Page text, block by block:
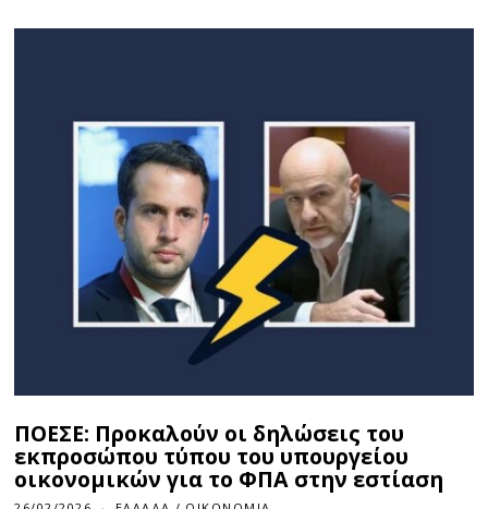
ΠΟΕΣΕ: Προκαλούν οι δηλώσεις του
εκπροσώπου τύπου του υπουργείου
οικονομικών για το ΦΠΑ στην εστίαση